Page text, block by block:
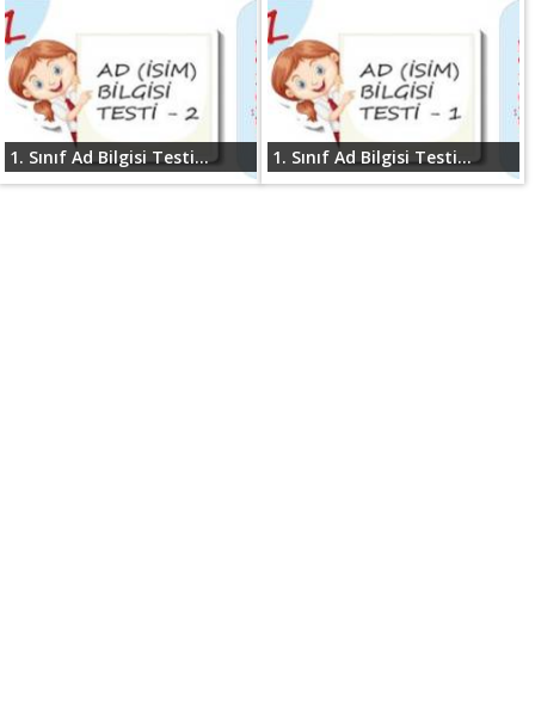
1. Sınıf Ad Bilgisi Testi... 1. Sınıf Ad Bilgisi Testi...